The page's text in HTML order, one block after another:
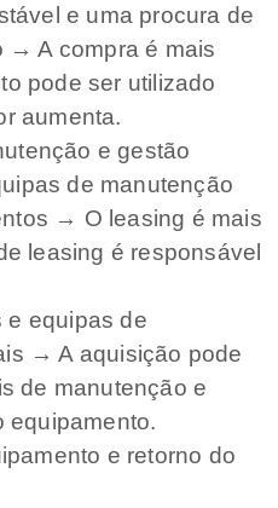
e uma procura de
→ A compra é mais
pode ser utilizado
aumenta.
e gestão
de manutenção
→ O leasing é mais
leasing é responsável
e equipas de
→ A aquisição pode
de manutenção e
equipamento.
e retorno do